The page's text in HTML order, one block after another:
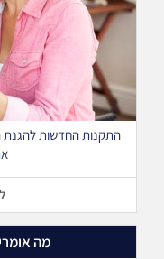
התקנות החדשות
מה